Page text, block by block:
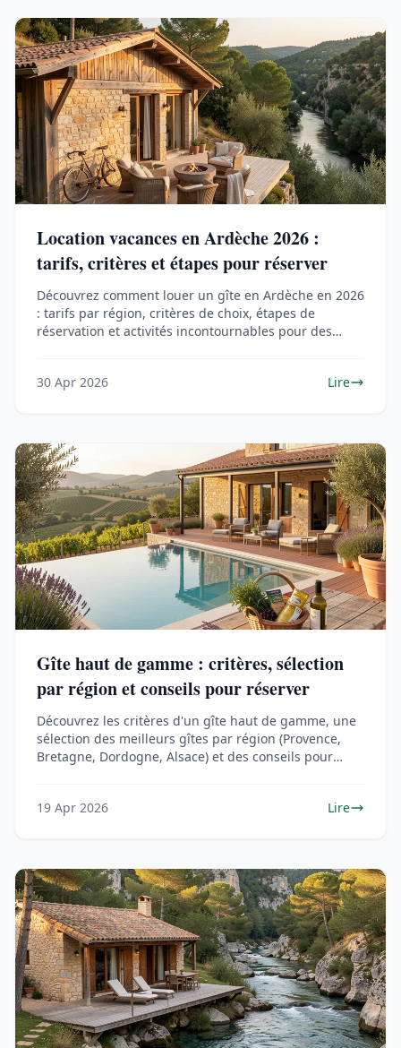
Location vacances en Ardèche 2026 :
tarifs, critères et étapes pour réserver
Découvrez comment louer un gîte en Ardèche en 2026
: tarifs par région, critères de choix, étapes de
réservation et activités incontournables pour des
30 Apr 2026
Lire
Gîte haut de gamme : critères, sélection
par région et conseils pour réserver
Découvrez les critères d'un gîte haut de gamme, une
sélection des meilleurs gîtes par région (Provence,
Bretagne, Dordogne, Alsace) et des conseils pour
19 Apr 2026
Lire